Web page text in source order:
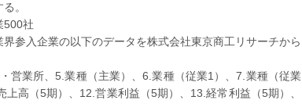
。
500社
参入企業の以下のデータを株式会社東京商工リサーチから
営業所、5.業種（主業）、6.業種（従業1）、7.業種（従業
高（5期）、12.営業利益（5期）、13.経常利益（5期）、